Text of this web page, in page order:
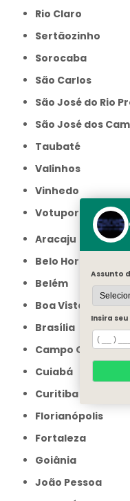
Rio Claro
Sertãozinho
Sorocaba
São Carlos
São José do Rio
São José dos
Taubaté
Valinhos
Vinhedo
Votuporanga
Aracaju
Belo Horizonte
Belém
Boa Vista
Brasília
Campo Grande
Cuiabá
Curitiba
Florianópolis
Fortaleza
Goiânia
João Pessoa
Assunto
Insira